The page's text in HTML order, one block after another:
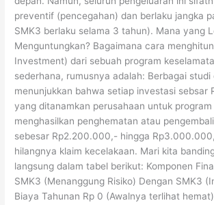
preventif (pencegahan) dan berlaku jangka
SMK3 berlaku selama 3 tahun). Mana yang
Menguntungkan? Bagaimana cara
Investment) dari sebuah program
sederhana, rumusnya adalah: Berbagai studi
menunjukkan bahwa setiap investasi sebsar
yang ditanamkan perusahaan untuk program
menghasilkan penghematan atau
sebesar Rp2.200.000,- hingga
hilangnya klaim kecelakaan. Mari kita
langsung dalam tabel berikut: Komponen
SMK3 (Menanggung Risiko) Dengan SMK3
Biaya Tahunan Rp 0 (Awalnya terlihat